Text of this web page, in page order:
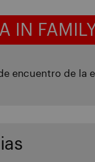
IN
encuentro de la